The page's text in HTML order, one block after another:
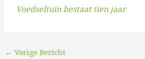
Voedseltuin bestaat tien jaar
← Vorige Bericht